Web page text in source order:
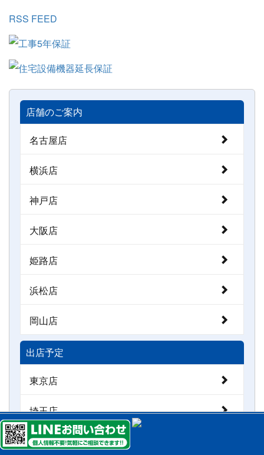
RSS FEED
店舗のご案内
名古屋店
横浜店
神戸店
大阪店
姫路店
浜松店
岡山店
出店予定
東京店
埼玉店
TEL.0120-1234-22
アンシンサービス24にお電話下さい！！